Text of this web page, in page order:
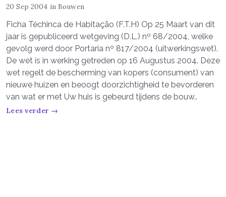
20 Sep 2004 in Bouwen
Ficha Téchinca de Habitação (F.T.H) Op 25 Maart van dit
jaar is gepubliceerd wetgeving (D.L.) nº 68/2004, welke
gevolg werd door Portaria nº 817/2004 (uitwerkingswet).
De wet is in werking getreden op 16 Augustus 2004. Deze
wet regelt de bescherming van kopers (consument) van
nieuwe huizen en beoogt doorzichtigheid te bevorderen
van wat er met Uw huis is gebeurd tijdens de bouw..
Lees verder →